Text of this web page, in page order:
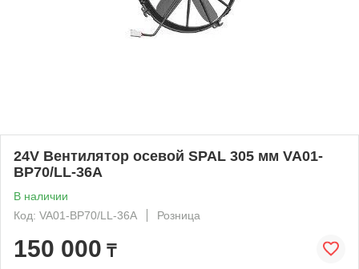
24V Вентилятор осевой SPAL 305 мм VA01-
BP70/LL-36A
В наличии
Код: VA01-BP70/LL-36A
Розница
150 000 ₸